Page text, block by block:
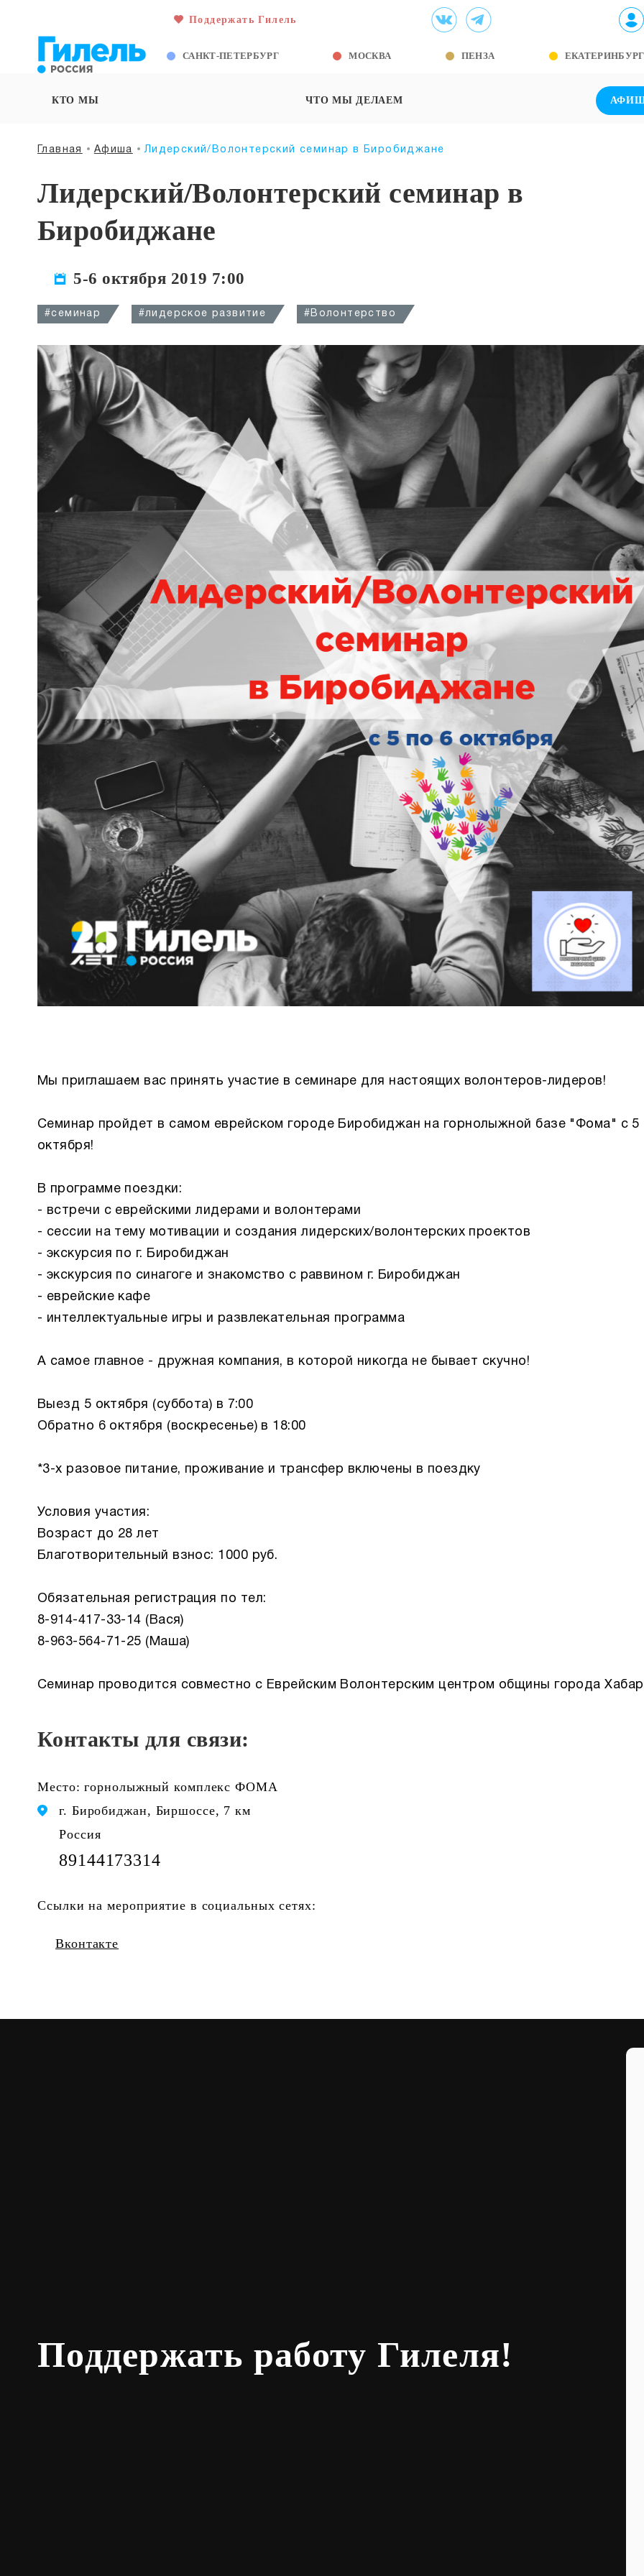
Поддержать Гилель
САНКТ-ПЕТЕРБУРГ МОСКВА ПЕНЗА ЕКАТЕРИНБУРГ
КТО МЫ ЧТО МЫ ДЕЛАЕМ
Главная Афиша Лидерский/Волонтерский семинар в Биробиджане
Лидерский/Волонтерский семинар в
Биробиджане
5-6 октября 2019 7:00
#семинар #лидерское развитие #Волонтерство
Мы приглашаем вас принять участие в семинаре для настоящих волонтеров-лидеров!
Семинар пройдет в самом еврейском городе Биробиджан на горнолыжной базе "Фома" с 5
октября!
В программе поездки:
- встречи с еврейскими лидерами и волонтерами
- сессии на тему мотивации и создания лидерских/волонтерских проектов
- экскурсия по г. Биробиджан
- экскурсия по синагоге и знакомство с раввином г. Биробиджан
- еврейские кафе
- интеллектуальные игры и развлекательная программа
А самое главное - дружная компания, в которой никогда не бывает скучно!
Выезд 5 октября (суббота) в 7:00
Обратно 6 октября (воскресенье) в 18:00
*3-х разовое питание, проживание и трансфер включены в поездку
Условия участия:
Возраст до 28 лет
Благотворительный взнос: 1000 руб.
Обязательная регистрация по тел:
8-914-417-33-14 (Вася)
8-963-564-71-25 (Маша)
Семинар проводится совместно с Еврейским Волонтерским центром общины города
Контакты для связи:
Место: горнолыжный комплекс ФОМА
г. Биробиджан, Биршоссе, 7 км
Россия
89144173314
Ссылки на мероприятие в социальных сетях:
Вконтакте
Поддержать работу Гилеля!